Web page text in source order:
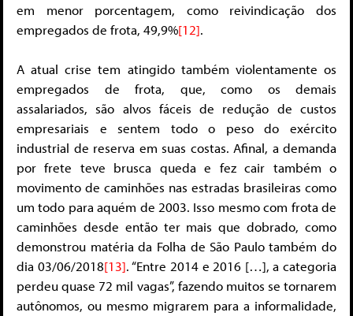
em menor porcentagem, como reivindicação dos
empregados de frota, 49,9%[12].
A atual crise tem atingido também violentamente os
empregados de frota, que, como os demais
assalariados, são alvos fáceis de redução de custos
empresariais e sentem todo o peso do exército
industrial de reserva em suas costas. Afinal, a demanda
por frete teve brusca queda e fez cair também o
movimento de caminhões nas estradas brasileiras como
um todo para aquém de 2003. Isso mesmo com frota de
caminhões desde então ter mais que dobrado, como
demonstrou matéria da Folha de São Paulo também do
dia 03/06/2018[13]. “Entre 2014 e 2016 […], a categoria
perdeu quase 72 mil vagas”, fazendo muitos se tornarem
autônomos, ou mesmo migrarem para a informalidade,